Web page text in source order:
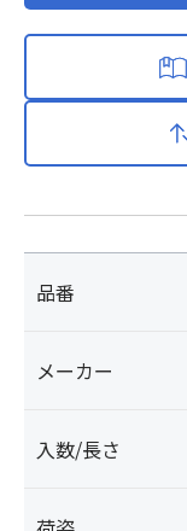
品番
メーカー
入数/長さ